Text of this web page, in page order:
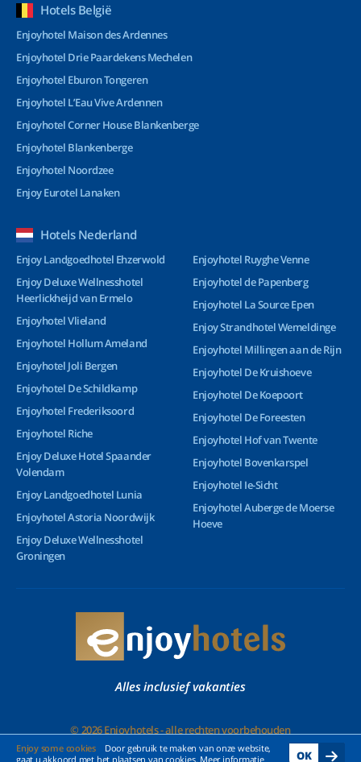
Enjoy some cookies
Door gebruik te maken van onze website,
gaat u akkoord met het plaatsen van cookies. Meer informatie
OK
Hotels België
Enjoyhotel Maison des Ardennes
Enjoyhotel Drie Paardekens Mechelen
Enjoyhotel Eburon Tongeren
Enjoyhotel L’Eau Vive Ardennen
Enjoyhotel Corner House Blankenberge
Enjoyhotel Blankenberge
Enjoyhotel Noordzee
Enjoy Eurotel Lanaken
Hotels Nederland
Enjoy Landgoedhotel Ehzerwold
Enjoy Deluxe Wellnesshotel
Heerlickheijd van Ermelo
Enjoyhotel Vlieland
Enjoyhotel Hollum Ameland
Enjoyhotel Joli Bergen
Enjoyhotel De Schildkamp
Enjoyhotel Frederiksoord
Enjoyhotel Riche
Enjoy Deluxe Hotel Spaander
Volendam
Enjoy Landgoedhotel Lunia
Enjoyhotel Astoria Noordwijk
Enjoy Deluxe Wellnesshotel
Groningen
Enjoyhotel Ruyghe Venne
Enjoyhotel de Papenberg
Enjoyhotel La Source Epen
Enjoy Strandhotel Wemeldinge
Enjoyhotel Millingen aan de Rijn
Enjoyhotel De Kruishoeve
Enjoyhotel De Koepoort
Enjoyhotel De Foreesten
Enjoyhotel Hof van Twente
Enjoyhotel Bovenkarspel
Enjoyhotel Ie-Sicht
Enjoyhotel Auberge de Moerse
Hoeve
Alles inclusief vakanties
© 2026 Enjoyhotels - alle rechten voorbehouden